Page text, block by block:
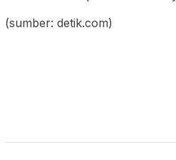
(sumber: detik.com)